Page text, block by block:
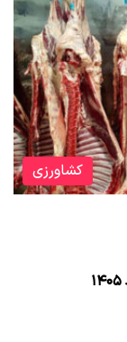
کشاورزی